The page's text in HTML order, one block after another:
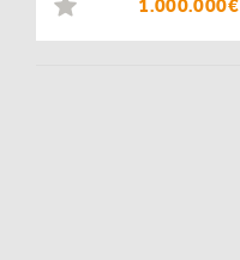
1.000.000€